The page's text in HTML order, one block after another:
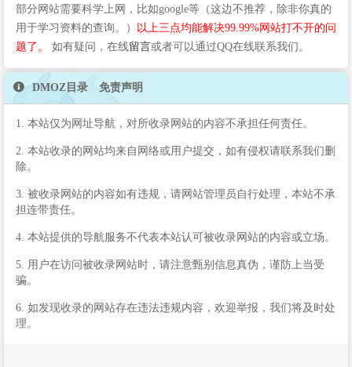
部分网站需要科学上网，比如google等（这边不推荐，除非你真的
用于学习资料的查询。）
以上三点均能解决99.99%网站打不开的问
题了。
如有疑问，在线留言或者可以通过QQ在线联系我们。
DMOZ目录 免责声明
1. 本站仅为网址导航，对所收录网站的内容不承担任何责任。
2. 本站收录的网站均来自网络或用户提交，如有侵权请联系我们删
除。
3. 被收录网站的内容如有违规，请网站管理员自行处理，本站不承
担连带责任。
4. 本站提供的导航服务不代表本站认可被收录网站的内容或立场。
5. 用户在访问被收录网站时，请注意甄别信息真伪，谨防上当受
骗。
6. 如发现收录的网站存在违法违规内容，欢迎举报，我们将及时处
理。